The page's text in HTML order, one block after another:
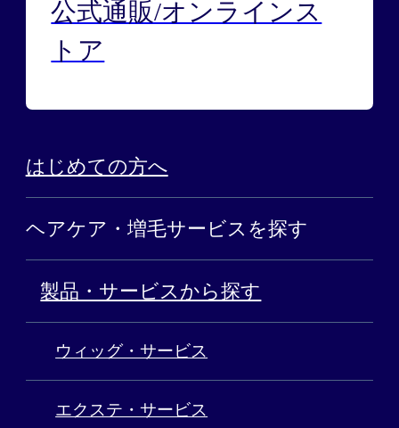
公式通販/オンラインス
トア
はじめての方へ
ヘアケア・増毛サービスを探す
製品・サービスから探す
ウィッグ・サービス
エクステ・サービス